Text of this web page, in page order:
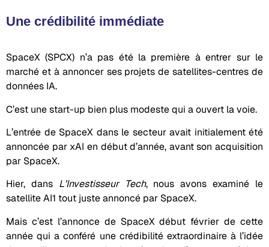
Une crédibilité immédiate
SpaceX (SPCX) n’a pas été la première à entrer sur le
marché et à annoncer ses projets de satellites-centres de
données IA.
C’est une start-up bien plus modeste qui a ouvert la voie.
L’entrée de SpaceX dans le secteur avait initialement été
annoncée par xAI en début d’année, avant son acquisition
par SpaceX.
Hier, dans L’Investisseur Tech, nous avons examiné le
satellite AI1 tout juste annoncé par SpaceX.
Mais c’est l’annonce de SpaceX début février de cette
année qui a conféré une crédibilité extraordinaire à l’idée